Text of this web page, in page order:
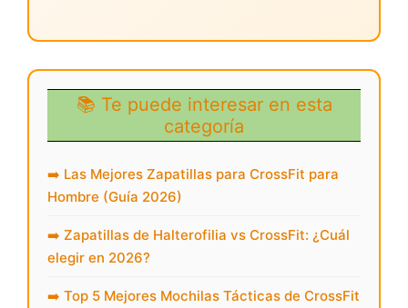
📚 Te puede interesar en esta
categoría
➡️ Las Mejores Zapatillas para CrossFit para
Hombre (Guía 2026)
➡️ Zapatillas de Halterofilia vs CrossFit: ¿Cuál
elegir en 2026?
➡️ Top 5 Mejores Mochilas Tácticas de CrossFit